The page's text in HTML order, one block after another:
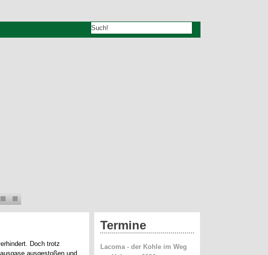
Doch trotz
ausgestoßen und
Termine
Lacoma - der Kohle im Weg